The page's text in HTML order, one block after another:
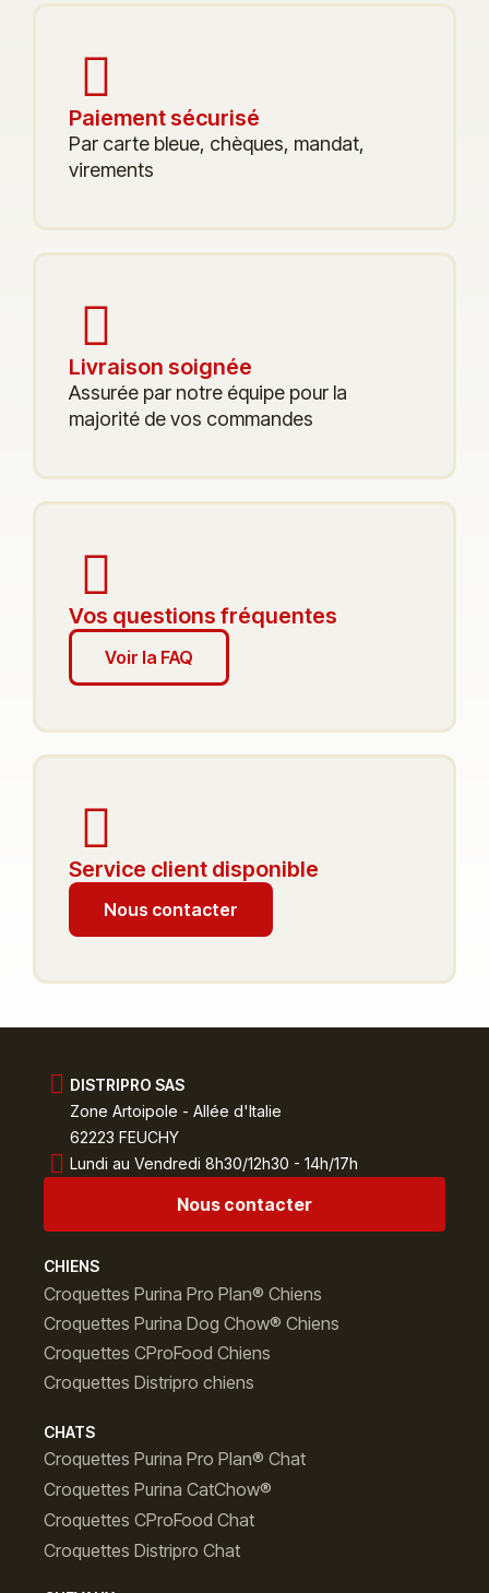
Paiement sécurisé
Par carte bleue, chèques, mandat,
virements
Livraison soignée
Assurée par notre équipe pour la
majorité de vos commandes
Vos questions fréquentes
Voir la FAQ
Service client disponible
Nous contacter
CHIENS
Croquettes Purina Pro Plan® Chiens
Croquettes Purina Dog Chow® Chiens
Croquettes CProFood Chiens
Croquettes Distripro chiens
CHATS
Croquettes Purina Pro Plan® Chat
Croquettes Purina CatChow®
Croquettes CProFood Chat
Croquettes Distripro Chat
DISTRIPRO SAS
Zone Artoipole - Allée d'Italie
62223 FEUCHY
Lundi au Vendredi 8h30/12h30 - 14h/17h
Nous contacter